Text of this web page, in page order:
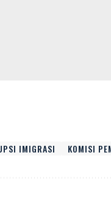
IMIGRASI KOMISI